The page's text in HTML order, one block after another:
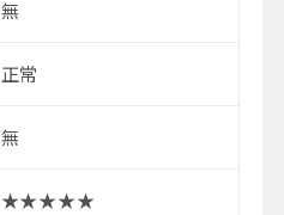
無
正常
無
★★★★★